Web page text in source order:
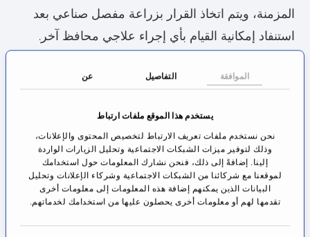
الموافقة التفاصيل عن
يستخدم هذا الموقع ملفات ارتباط
نحن نستخدم ملفات تعريف الارتباط لتخصيص المحتوى والإعلانات،
وذلك لتوفير ميزات الشبكات الاجتماعية وتحليل الزيارات الواردة
إلينا. إضافةً إلى ذلك، فنحن نشارك المعلومات حول استخدامك
لموقعنا مع شركائنا من الشبكات الاجتماعية وشركاء الإعلانات وتحليل
البيانات الذين يمكنهم إضافة هذه المعلومات إلى معلومات أخرى
تقدمها لهم أو معلومات أخرى يحصلون عليها من استخدامك لخدماتهم.
المزمنة، ويتم اتخاذ القرار بزراعة مفصل صناعي بعد
استنفاد إمكانية القيام بأي إجراء علاجي محافظ آخر.
يتطلب هذا الإجراء الصعب امتلاك الاختصاصي للخبرة
الطويلة والمعرفة الاختصاصية الواسعة، بالإضافة إلى
إمكانية حصول المريض على أفضل معالجة ممكنة قبل
وبعد العلاج. إن الفريق الطبي المحيط بكل من الدكتور
بيرغر و الدكتور دوراغير في المركز عالي الكفاءة
للتعويضات الصناعية في براونفيلز، يقدم المعلومات
الضرورية حول العمل الجراحي بمعرفة تخصصية واسعة
وقدرة كبيرة على التعاطف.